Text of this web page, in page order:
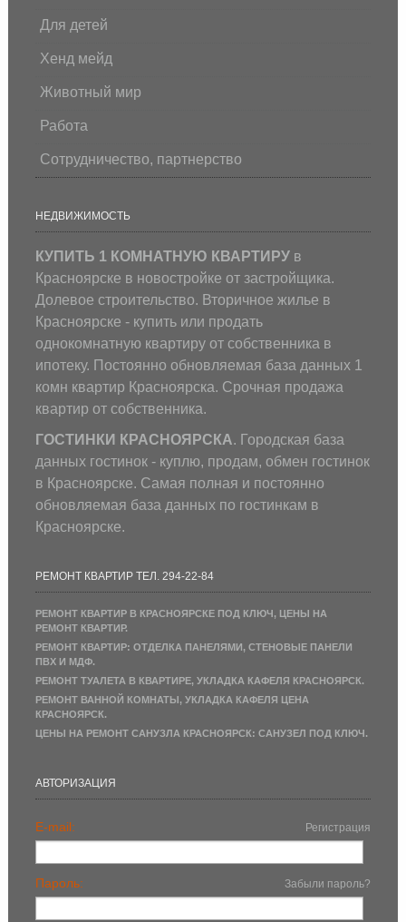
Для детей
Хенд мейд
Животный мир
Работа
Сотрудничество, партнерство
НЕДВИЖИМОСТЬ
КУПИТЬ 1 КОМНАТНУЮ КВАРТИРУв
Красноярске в новостройке от застройщика.
Долевое строительство. Вторичное жилье в
Красноярске - купить или продать
однокомнатную квартиру от собственника в
ипотеку. Постоянно обновляемая база данных 1
комн квартир Красноярска. Срочная продажа
квартир от собственника.
ГОСТИНКИ КРАСНОЯРСКА. Городская база
данных гостинок - куплю, продам, обмен гостинок
в Красноярске. Самая полная и постоянно
обновляемая база данных по гостинкам в
Красноярске.
РЕМОНТ КВАРТИР ТЕЛ. 294-22-84
РЕМОНТ КВАРТИР В КРАСНОЯРСКЕ ПОД КЛЮЧ, ЦЕНЫ НА
РЕМОНТ КВАРТИР.
РЕМОНТ КВАРТИР: ОТДЕЛКА ПАНЕЛЯМИ, СТЕНОВЫЕ ПАНЕЛИ
ПВХ И МДФ.
РЕМОНТ ТУАЛЕТА В КВАРТИРЕ, УКЛАДКА КАФЕЛЯ КРАСНОЯРСК.
РЕМОНТ ВАННОЙ КОМНАТЫ, УКЛАДКА КАФЕЛЯ ЦЕНА
КРАСНОЯРСК.
ЦЕНЫ НА РЕМОНТ САНУЗЛА КРАСНОЯРСК: САНУЗЕЛ ПОД КЛЮЧ.
АВТОРИЗАЦИЯ
E-mail: Регистрация
Пароль: Забыли пароль?